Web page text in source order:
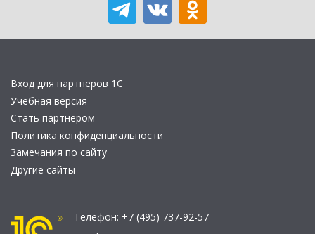
Вход для партнеров 1С
Учебная версия
Стать партнером
Политика конфиденциальности
Замечания по сайту
Другие сайты
Телефон: +7 (495) 737-92-57